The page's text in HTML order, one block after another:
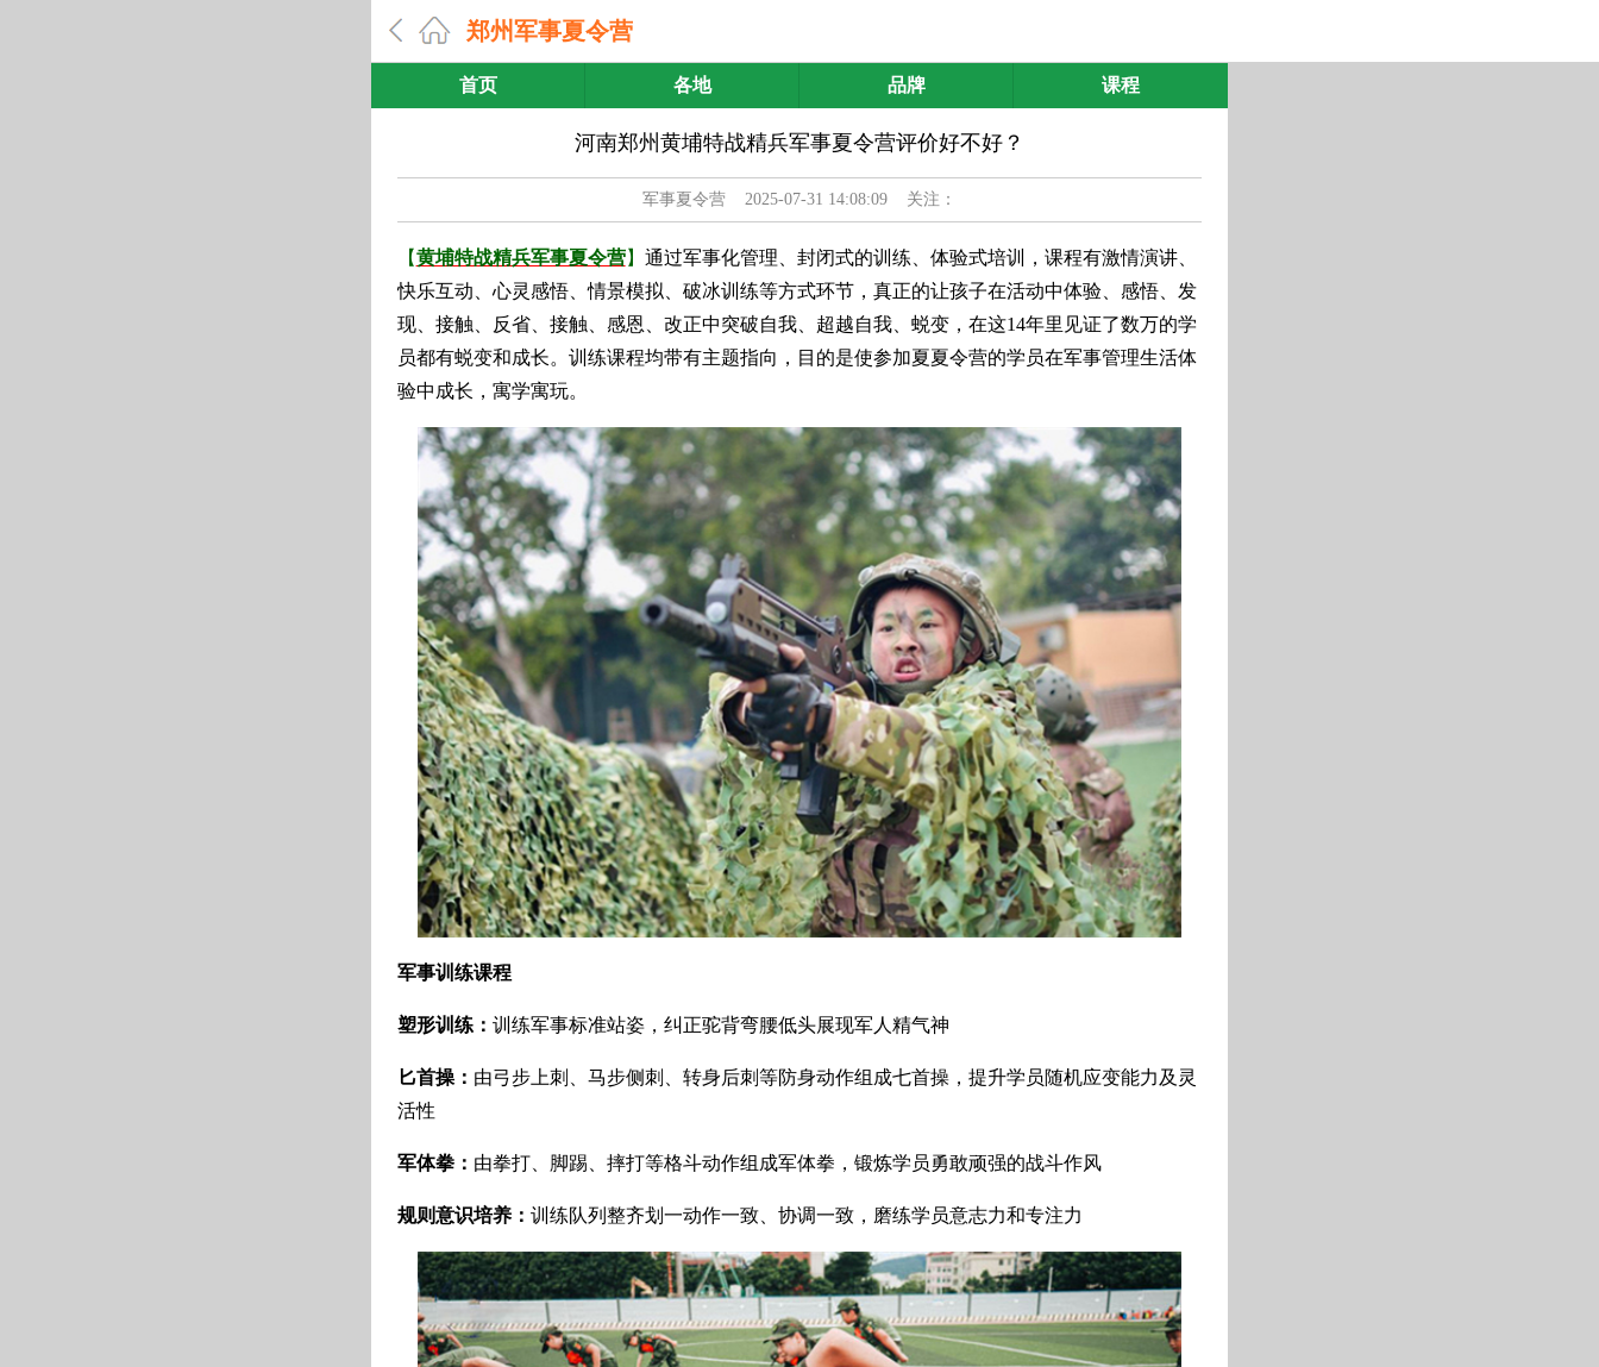
郑州军事夏令营
首页 各地 品牌 课程
河南郑州黄埔特战精兵军事夏令营评价好不好？
军事夏令营2025-07-31 14:08:09 关注：
【黄埔特战精兵军事夏令营】 通过军事化管理、封闭式的训练、体验式培训，课程有激情演讲、
快乐互动、心灵感悟、情景模拟、破冰训练等方式环节，真正的让孩子在活动中体验、感悟、发
现、接触、反省、接触、感恩、改正中突破自我、超越自我、蜕变，在这14年里见证了数万的学
员都有蜕变和成长。训练课程均带有主题指向，目的是使参加夏夏令营的学员在军事管理生活体
验中成长，寓学寓玩。
军事训练课程
塑形训练： 训练军事标准站姿，纠正驼背弯腰低头展现军人精气神
匕首操： 由弓步上刺、马步侧刺、转身后刺等防身动作组成七首操，提升学员随机应变能力及灵
活性
军体拳： 由拳打、脚踢、摔打等格斗动作组成军体拳，锻炼学员勇敢顽强的战斗作风
规则意识培养： 训练队列整齐划一动作一致、协调一致，磨练学员意志力和专注力